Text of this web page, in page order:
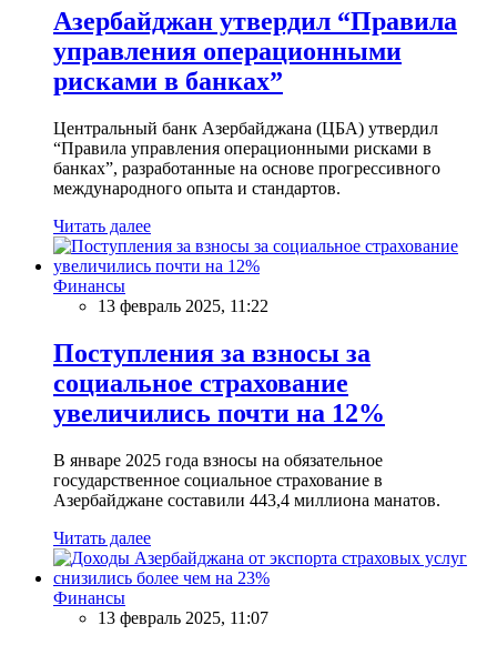
Азербайджан утвердил “Правила
управления операционными
рисками в банках”
Центральный банк Азербайджана (ЦБА) утвердил
“Правила управления операционными рисками в
банках”, разработанные на основе прогрессивного
международного опыта и стандартов.
Читать далее
Финансы
13 февраль 2025, 11:22
Поступления за взносы за
социальное страхование
увеличились почти на 12%
В январе 2025 года взносы на обязательное
государственное социальное страхование в
Азербайджане составили 443,4 миллиона манатов.
Читать далее
Финансы
13 февраль 2025, 11:07